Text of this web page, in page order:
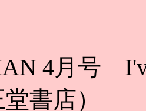
4月号
書店）